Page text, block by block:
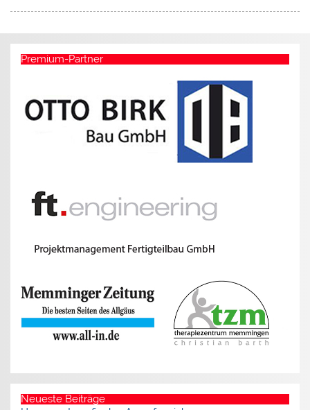
Premium-Partner
Neueste Beiträge